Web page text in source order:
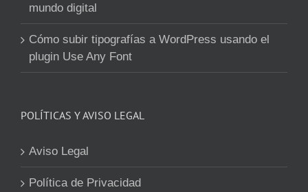
mundo digital
Cómo subir tipografías a WordPress usando el
plugin Use Any Font
POLÍTICAS Y AVISO LEGAL
Aviso Legal
Política de Privacidad